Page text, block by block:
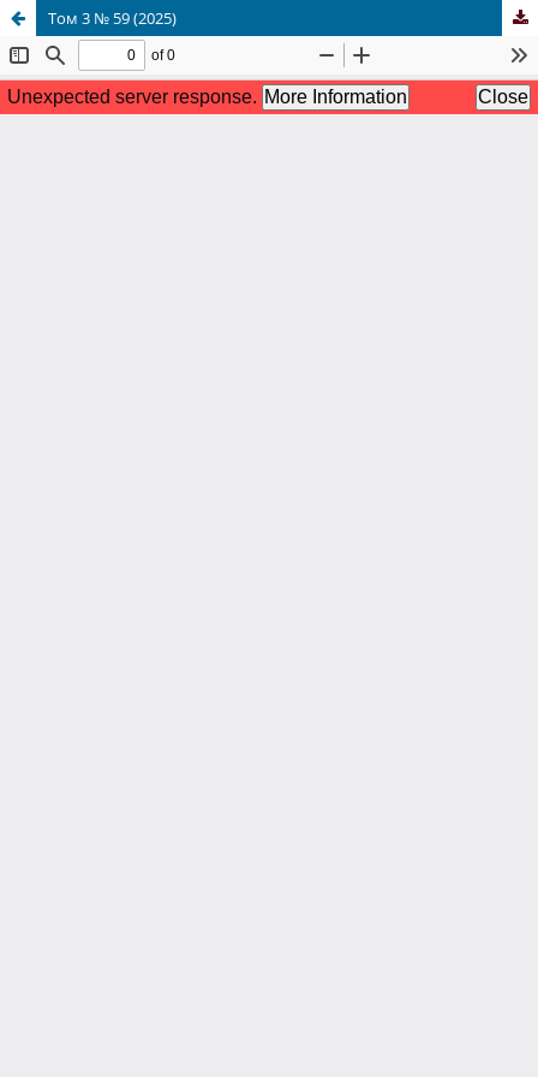
Том 3 № 59 (2025)